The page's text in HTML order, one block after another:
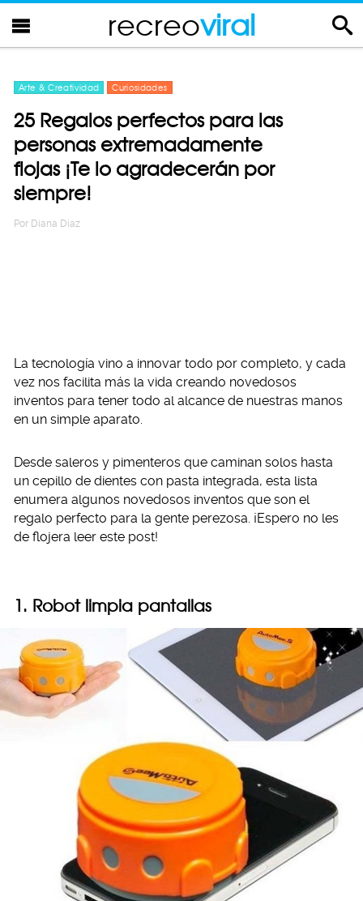
recreoviral
Arte & Creatividad Curiosidades
25 Regalos perfectos para las
personas extremadamente
flojas ¡Te lo agradecerán por
siempre!
Por Diana Diaz
La tecnología vino a innovar todo por completo, y cada
vez nos facilita más la vida creando novedosos
inventos para tener todo al alcance de nuestras manos
en un simple aparato.
Desde saleros y pimenteros que caminan solos hasta
un cepillo de dientes con pasta integrada, esta lista
enumera algunos novedosos inventos que son el
regalo perfecto para la gente perezosa. ¡Espero no les
de flojera leer este post!
1. Robot limpia pantallas